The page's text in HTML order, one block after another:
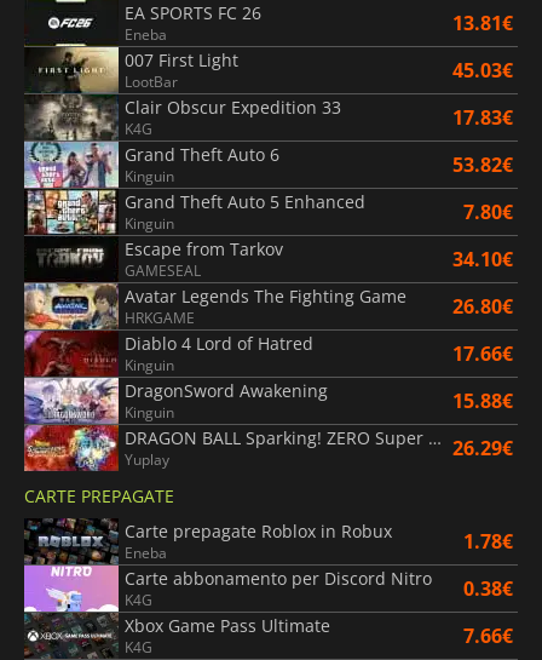
EA SPORTS FC 26
Eneba 13.81€
007 First Light
LootBar 45.03€
Clair Obscur Expedition 33
K4G 17.83€
Grand Theft Auto 6
Kinguin 53.82€
Grand Theft Auto 5 Enhanced
Kinguin 7.80€
Escape from Tarkov
GAMESEAL 34.10€
Avatar Legends The Fighting Game
HRKGAME 26.80€
Diablo 4 Lord of Hatred
Kinguin 17.66€
DragonSword Awakening
Kinguin 15.88€
DRAGON BALL Sparking! ZERO Super Limit Breaking NEO
Yuplay 26.29€
CARTE PREPAGATE
Carte prepagate Roblox in Robux
Eneba 1.78€
Carte abbonamento per Discord Nitro
K4G 0.38€
Xbox Game Pass Ultimate
K4G 7.66€